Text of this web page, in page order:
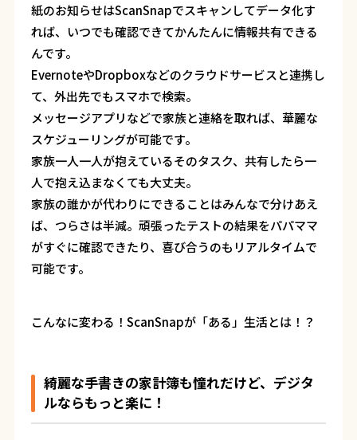
紙のお知らせはScanSnapでスキャンしてデータ化す
れば、いつでも確認できてかんたんに情報共有できる
んです。
EvernoteやDropboxなどのクラウドサービスと連携し
て、外出先でもスマホで検索。
メッセージアプリなどで家族と連絡を取れば、華麗な
スケジューリングが可能です。
家族一人一人が抱えているそのタスク、共有したら一
人で抱え込まなくても大丈夫。
家族の誰かが代わりにできることはみんなで分けあえ
ば、つらさは半減。頑張ったテストの結果をパパママ
がすぐに確認できたり、喜び合うのもリアルタイムで
可能です。
こんなに変わる！ScanSnapが「ある」生活とは！？
綺麗な手書きの家計簿も憧れだけど、デジタ
ルならもっと楽に！